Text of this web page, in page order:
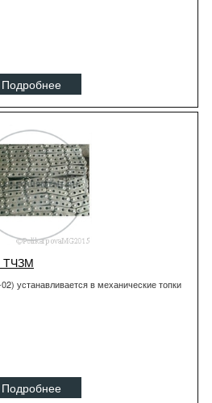
Подробнее
ТЧЗМ
устанавливается в механические топки
Подробнее